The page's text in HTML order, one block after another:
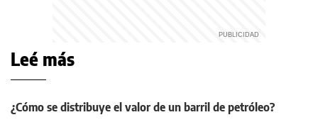
Leé más
¿Cómo se distribuye el valor de un barril de petróleo?